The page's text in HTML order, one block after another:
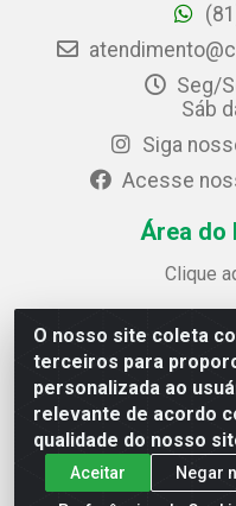
O nosso site coleta
terceiros para
personalizada ao
relevante de acordo
qualidade do nosso
Aceitar
Negar
Seg/
Sáb
Siga
Acesse
Área do
Clique
Rua José Alves
Guararapes
CNPJ: